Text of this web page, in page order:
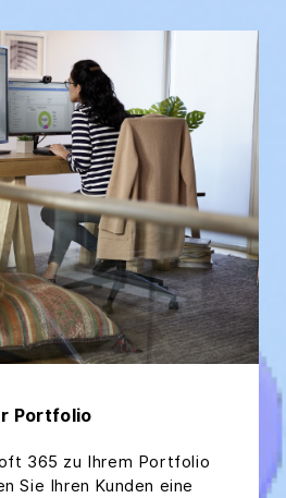
Portfolio
365 zu Ihrem Portfolio
Sie Ihren Kunden eine